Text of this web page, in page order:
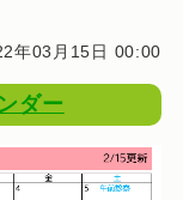
年03月15日 00:00
ダー